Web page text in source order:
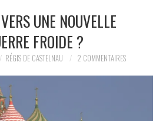
UNE NOUVELLE
FROIDE ?
RÉGIS DE CASTELNAU 2 COMMENTAIRES